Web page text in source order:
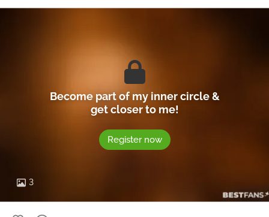
3
Become part of my inner circle &
get closer to me!
Register now